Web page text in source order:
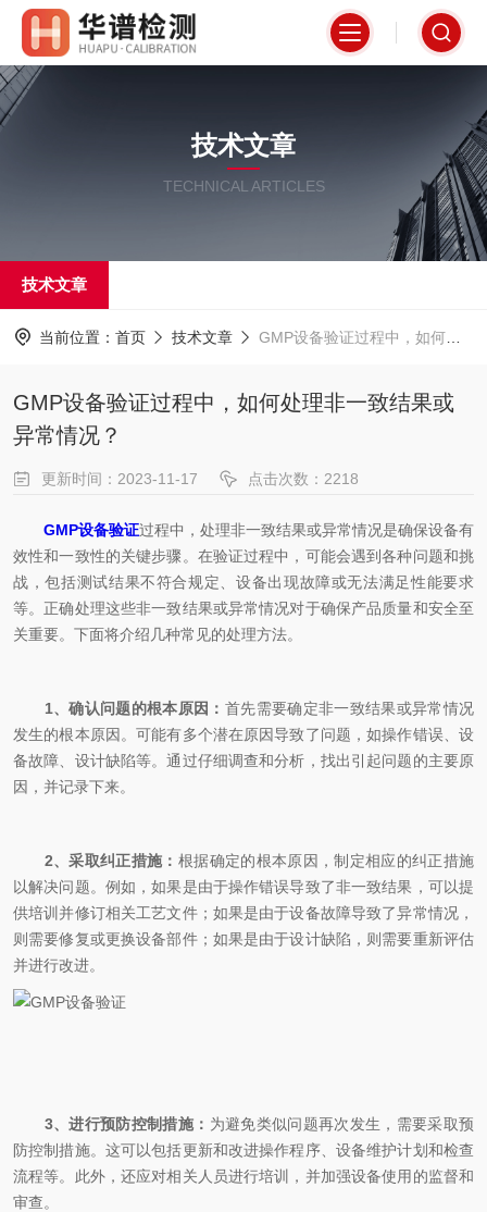
技术文章
TECHNICAL ARTICLES
技术文章
当前位置： 首页 技术文章 GMP设备验证过程中，如何处理非一致结果或异常情况？
GMP设备验证过程中，如何处理非一致结果或
异常情况？
更新时间：2023-11-17 点击次数：2218
GMP设备验证过程中，处理非一致结果或异常情况是确保设备有
效性和一致性的关键步骤。在验证过程中，可能会遇到各种问题和挑
战，包括测试结果不符合规定、设备出现故障或无法满足性能要求
等。正确处理这些非一致结果或异常情况对于确保产品质量和安全至
关重要。下面将介绍几种常见的处理方法。
1、确认问题的根本原因： 首先需要确定非一致结果或异常情况
发生的根本原因。可能有多个潜在原因导致了问题，如操作错误、设
备故障、设计缺陷等。通过仔细调查和分析，找出引起问题的主要原
因，并记录下来。
2、采取纠正措施： 根据确定的根本原因，制定相应的纠正措施
以解决问题。例如，如果是由于操作错误导致了非一致结果，可以提
供培训并修订相关工艺文件；如果是由于设备故障导致了异常情况，
则需要修复或更换设备部件；如果是由于设计缺陷，则需要重新评估
并进行改进。
3、进行预防控制措施： 为避免类似问题再次发生，需要采取预
防控制措施。这可以包括更新和改进操作程序、设备维护计划和检查
流程等。此外，还应对相关人员进行培训，并加强设备使用的监督和
审查。